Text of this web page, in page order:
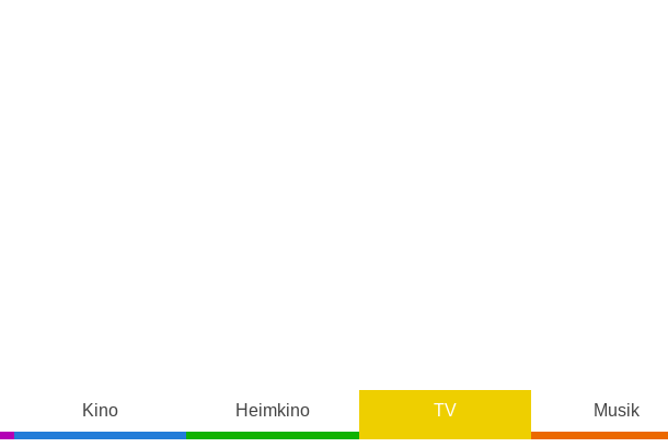
Kino Heimkino TV Musik